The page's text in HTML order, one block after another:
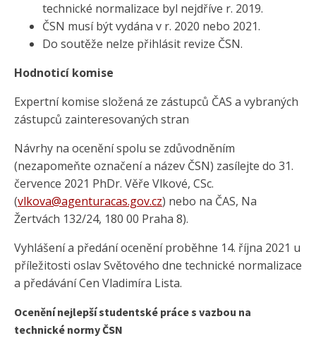
technické normalizace byl nejdříve r. 2019.
ČSN musí být vydána v r. 2020 nebo 2021.
Do soutěže nelze přihlásit revize ČSN.
Hodnoticí komise
Expertní komise složená ze zástupců ČAS a vybraných
zástupců zainteresovaných stran
Návrhy na ocenění spolu se zdůvodněním
(nezapomeňte označení a název ČSN) zasílejte do 31.
července 2021 PhDr. Věře Vlkové, CSc.
(vlkova@agenturacas.gov.cz) nebo na ČAS, Na
Žertvách 132/24, 180 00 Praha 8).
Vyhlášení a předání ocenění proběhne 14. října 2021 u
příležitosti oslav Světového dne technické normalizace
a předávání Cen Vladimíra Lista.
Ocenění nejlepší studentské práce s vazbou na
technické normy ČSN